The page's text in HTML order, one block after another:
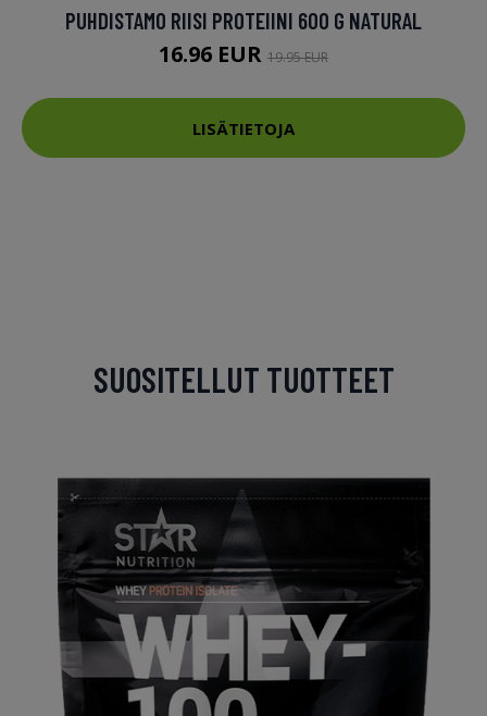
PUHDISTAMO RIISI PROTEIINI 600 G NATURAL
16.96 EUR 19.95 EUR
LISÄTIETOJA
SUOSITELLUT TUOTTEET